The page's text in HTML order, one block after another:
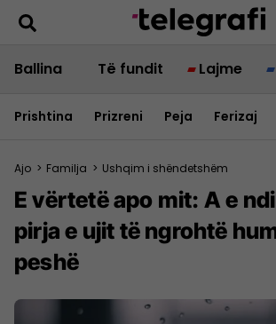
Ballina Të fundit Lajme
Prishtina Prizreni Peja Ferizaj
Ajo > Familja > Ushqim i shëndetshëm
E vërtetë apo mit: A e
pirja e ujit të ngrohtë
peshë